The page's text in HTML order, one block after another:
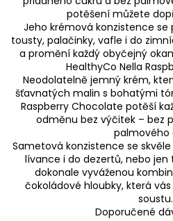
potěšení můžete
Jeho krémová konzistence
tousty, palačinky, vafle i do
a promění každý obyčejný
HealthyCo Nella
Neodolatelně jemný krém,
šťavnatých malin s bohatými
Raspberry Chocolate potěší
odměnu bez výčitek – bez
palmového
Sametová konzistence se
lívance i do dezertů, nebo jen
dokonale vyváženou
čokoládové hloubky, která
soustu.
Doporučené